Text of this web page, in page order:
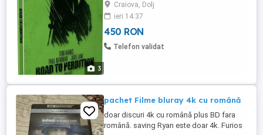
3
Craiova, Dolj
ieri 14:37
450 RON
Telefon validat
pachet Filme bluray 4k cu română
doar discuri 4k cu română plus BD fara
română. saving Ryan este doar 4k. Furios